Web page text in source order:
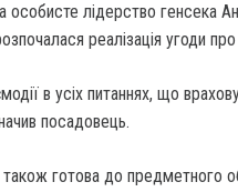
лідерство генсека
реалізація угоди
в усіх питаннях, що
посадовець.
готова до предметного